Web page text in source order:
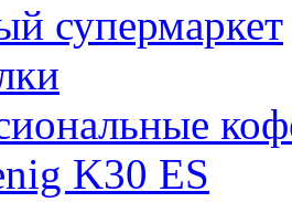
супермаркет
K30 ES